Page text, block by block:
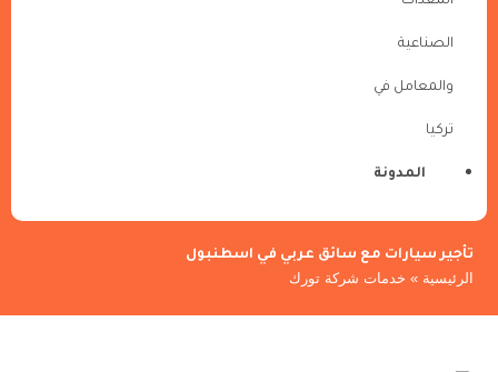
الصناعية
والمعامل في
تركيا
المدونة
تأجير سيارات مع سائق عربي في اسطنبول
الرئيسية » خدمات شركة تورك